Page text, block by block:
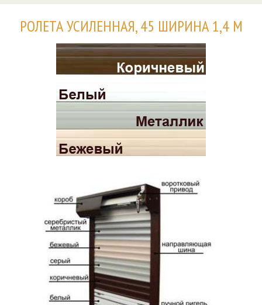
РОЛЕТА УСИЛЕННАЯ, 45 ШИРИНА 1,4 М